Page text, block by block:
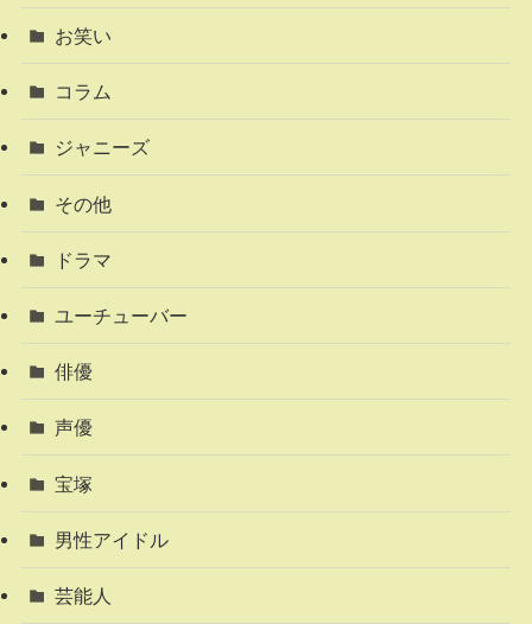
お笑い
コラム
ジャニーズ
その他
ドラマ
ユーチューバー
俳優
声優
宝塚
男性アイドル
芸能人